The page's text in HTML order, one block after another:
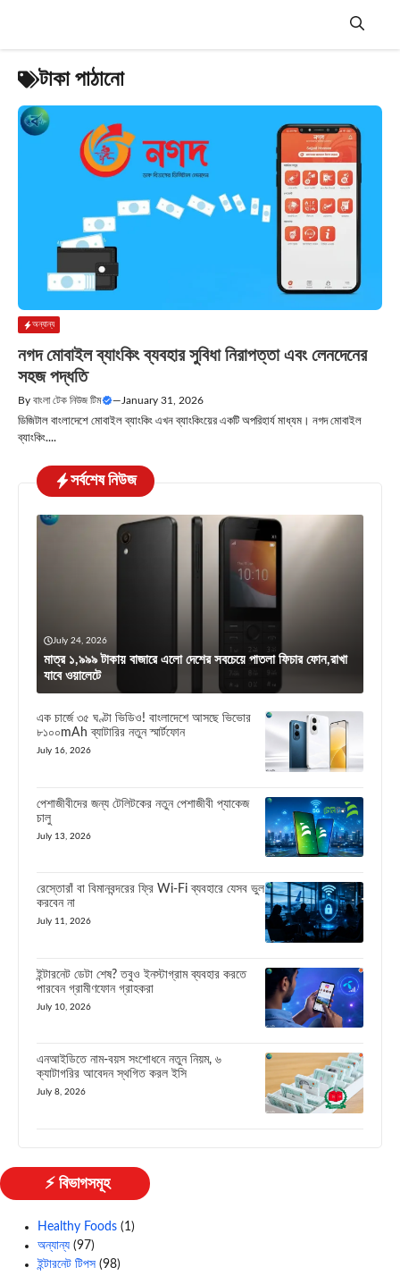
Menu
টাকা পাঠানো
অন্যান্য
নগদ মোবাইল ব্যাংকিং ব্যবহার সুবিধা নিরাপত্তা এবং লেনদেনের
সহজ পদ্ধতি
By বাংলা টেক নিউজ টিম — January 31, 2026
ডিজিটাল বাংলাদেশে মোবাইল ব্যাংকিং এখন ব্যাংকিংয়ের একটি অপরিহার্য মাধ্যম। নগদ মোবাইল
ব্যাংকিং....
সর্বশেষ নিউজ
July 24, 2026
মাত্র ১,৯৯৯ টাকায় বাজারে এলো দেশের সবচেয়ে পাতলা ফিচার ফোন,রাখা
যাবে ওয়ালেটে
এক চার্জে ৩৫ ঘণ্টা ভিডিও! বাংলাদেশে আসছে ভিভোর
৮১০০mAh ব্যাটারির নতুন স্মার্টফোন
July 16, 2026
পেশাজীবীদের জন্য টেলিটকের নতুন পেশাজীবী প্যাকেজ
চালু
July 13, 2026
রেস্তোরাঁ বা বিমানবন্দরের ফ্রি Wi-Fi ব্যবহারে যেসব ভুল
করবেন না
July 11, 2026
ইন্টারনেট ডেটা শেষ? তবুও ইনস্টাগ্রাম ব্যবহার করতে
পারবেন গ্রামীণফোন গ্রাহকরা
July 10, 2026
এনআইডিতে নাম-বয়স সংশোধনে নতুন নিয়ম, ৬
ক্যাটাগরির আবেদন স্থগিত করল ইসি
July 8, 2026
⚡ বিভাগসমূহ
Healthy Foods (1)
অন্যান্য (97)
ইন্টারনেট টিপস (98)